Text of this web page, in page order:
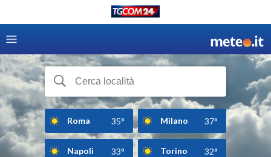
Roma 35° Milano 37°
Napoli 33° Torino 32°